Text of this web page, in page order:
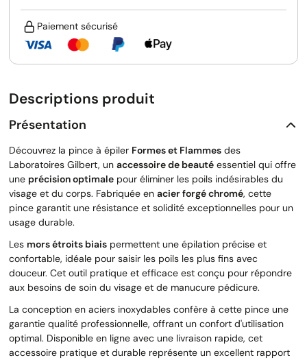
Paiement sécurisé
Descriptions produit
Présentation
Découvrez la pince à épiler Formes et Flammes des
Laboratoires Gilbert, un accessoire de beauté essentiel qui offre
une précision optimale pour éliminer les poils indésirables du
visage et du corps. Fabriquée en acier forgé chromé, cette
pince garantit une résistance et solidité exceptionnelles pour un
usage durable.
Les mors étroits biais permettent une épilation précise et
confortable, idéale pour saisir les poils les plus fins avec
douceur. Cet outil pratique et efficace est conçu pour répondre
aux besoins de soin du visage et de manucure pédicure.
La conception en aciers inoxydables confère à cette pince une
garantie qualité professionnelle, offrant un confort d'utilisation
optimal. Disponible en ligne avec une livraison rapide, cet
accessoire pratique et durable représente un excellent rapport